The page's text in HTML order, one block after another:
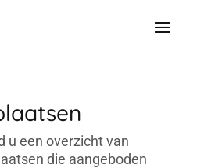
u een overzicht van
die aangeboden